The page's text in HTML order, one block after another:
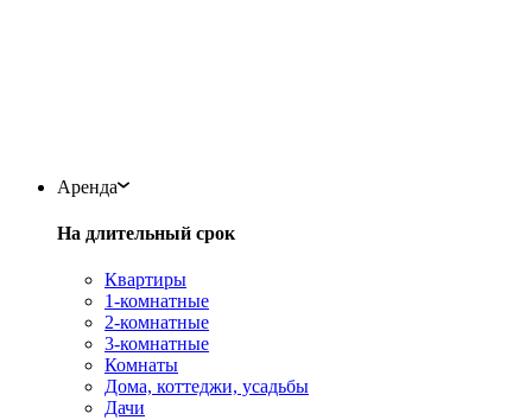
Аренда
На длительный срок
Квартиры
1-комнатные
2-комнатные
3-комнатные
Комнаты
Дома, коттеджи, усадьбы
Дачи